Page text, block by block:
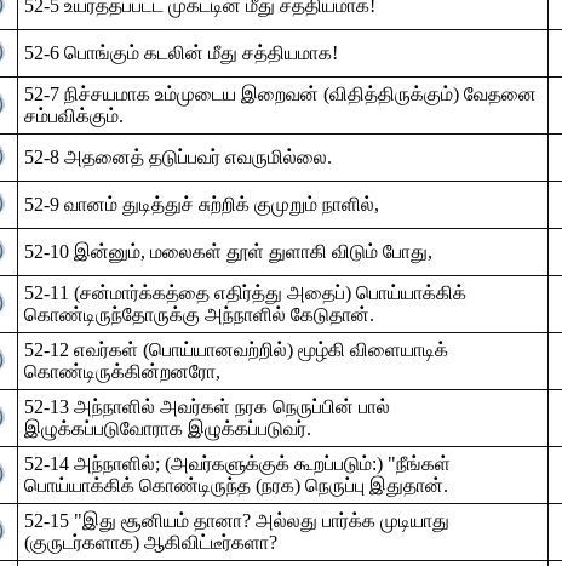
52-5 உயர்த்தப்பட்ட முகட்டின் மீது சத்தியமாக!
52-6 பொங்கும் கடலின் மீது சத்தியமாக!
52-7 நிச்சயமாக உம்முடைய இறைவன் (விதித்திருக்கும்) வேதனை
சம்பவிக்கும்.
52-8 அதனைத் தடுப்பவர் எவருமில்லை.
52-9 வானம் துடித்துச் சுற்றிக் குமுறும் நாளில்,
52-10 இன்னும், மலைகள் தூள் துளாகி விடும் போது,
52-11 (சன்மார்க்கத்தை எதிர்த்து அதைப்) பொய்யாக்கிக்
கொண்டிருந்தோருக்கு அந்நாளில் கேடுதான்.
52-12 எவர்கள் (பொய்யானவற்றில்) மூழ்கி விளையாடிக்
கொண்டிருக்கின்றனரோ,
52-13 அந்நாளில் அவர்கள் நரக நெருப்பின் பால்
இழுக்கப்படுவோராக இழுக்கப்படுவர்.
52-14 அந்நாளில்; (அவர்களுக்குக் கூறப்படும்:) "நீங்கள்
பொய்யாக்கிக் கொண்டிருந்த (நரக) நெருப்பு இதுதான்.
52-15 "இது சூனியம் தானா? அல்லது பார்க்க முடியாது
(குருடர்களாக) ஆகிவிட்டீர்களா?